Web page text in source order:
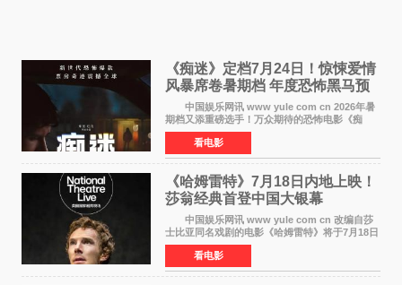
《痴迷》定档7月24日！惊悚爱情
风暴席卷暑期档 年度恐怖黑马预
中国娱乐网讯 www yule com cn 2026年暑
期档又添重磅选手！万众期待的恐怖电影《痴
迷》今日正式官宣定档，将于7月24日登陆内地各
大院线。这部被业内专家誉为新世代爆款恐怖电
影的作品，将为
看电影
《哈姆雷特》7月18日内地上映！
莎翁经典首登中国大银幕
中国娱乐网讯 www yule com cn 改编自莎
士比亚同名戏剧的电影《哈姆雷特》将于7月18日
在中国内地上映。这部跨越四百年的文学经典被
搬上大银幕，为观众带来一场视觉与听觉的双重
盛宴。 《
看电影